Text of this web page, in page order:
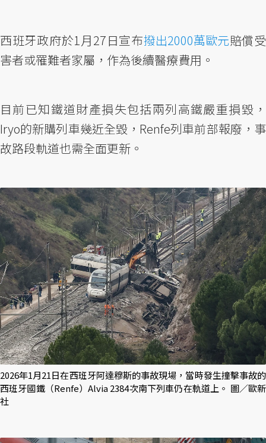
西班牙政府於1月27日宣布撥出2000萬歐元賠償受
害者或罹難者家屬，作為後續醫療費用。
目前已知鐵道財產損失包括兩列高鐵嚴重損毀，
Iryo的新購列車幾近全毀，Renfe列車前部報廢，事
故路段軌道也需全面更新。
2026年1月21日在西班牙阿達穆斯的事故現場，當時發生撞擊事故的
西班牙國鐵（Renfe）Alvia 2384次南下列車仍在軌道上。 圖／歐新
社